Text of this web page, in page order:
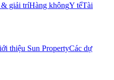
giải tríHàng khôngY tếTài
thiệu Sun PropertyCác dự